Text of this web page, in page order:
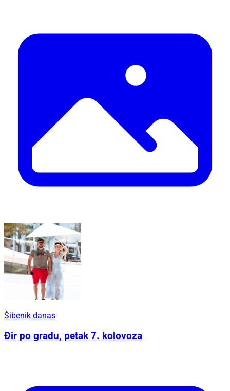
Šibenik danas
Đir po gradu, petak 7. kolovoza